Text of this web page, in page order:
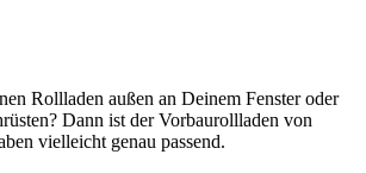
Rollladen außen an Deinem Fenster oder
Dann ist der Vorbaurollladen von
vielleicht genau passend.